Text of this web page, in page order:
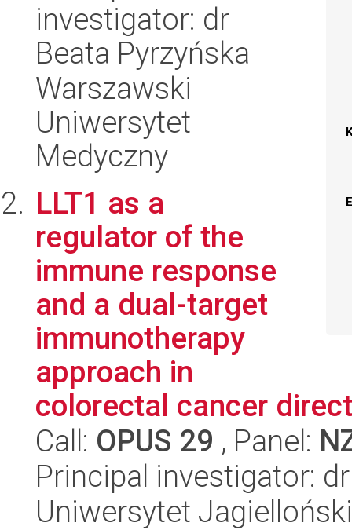
investigator: dr
Beata Pyrzyńska
Warszawski
Uniwersytet
Medyczny
LLT1 as a
regulator of the
immune response
and a dual-target
immunotherapy
approach in
colorectal cancer
Call: OPUS 29 , Panel:
Principal investigator:
Uniwersytet Jagielloński